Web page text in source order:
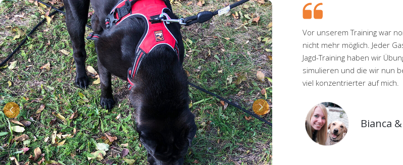
Vor unserem Training war
nicht mehr möglich. Jeder
Jagd-Training haben wir
simulieren und die wir nun
viel konzentrierter auf mich.
Bianca